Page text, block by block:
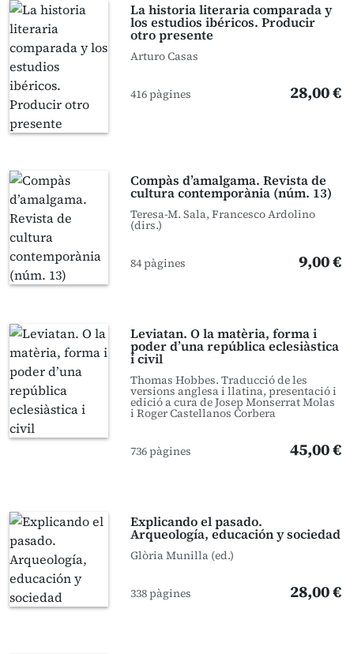
La historia literaria comparada y
los estudios ibéricos. Producir
otro presente
Arturo Casas
416 pàgines 28,00 €
Compàs d’amalgama. Revista de
cultura contemporània (núm. 13)
Teresa-M. Sala, Francesco Ardolino
(dirs.)
84 pàgines 9,00 €
Leviatan. O la matèria, forma i
poder d’una república eclesiàstica
i civil
Thomas Hobbes. Traducció de les
versions anglesa i llatina, presentació i
edició a cura de Josep Monserrat Molas
i Roger Castellanos Corbera
736 pàgines 45,00 €
Explicando el pasado.
Arqueología, educación y sociedad
Glòria Munilla (ed.)
338 pàgines 28,00 €